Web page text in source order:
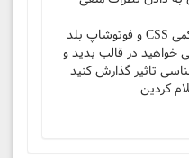
در مورد قالب باید بگم اگه شما کمی CSS و فوتوشاپ بلد
خواهید در قالب بدید و
تاثیر گذارش کنید
کردین